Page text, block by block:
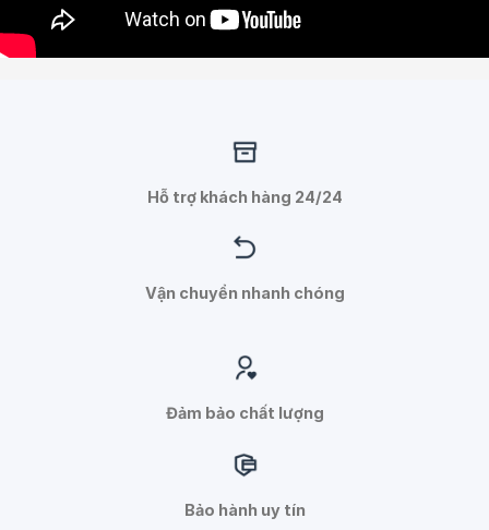
Hỗ trợ khách hàng 24/24
Vận chuyển nhanh chóng
Đảm bảo chất lượng
Bảo hành uy tín